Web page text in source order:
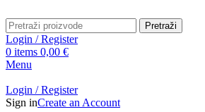
Pretraži
Login / Register
0 items 0,00 €
Menu
Login / Register
Sign inCreate an Account